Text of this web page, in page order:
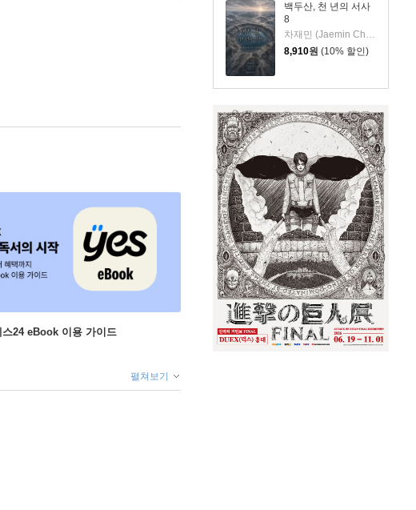
백두산, 천 년의 서사
8
차재민 (Jaemin Cha) 저
8,910원 (10% 할인)
스24 eBook 이용 가이드
펼쳐보기